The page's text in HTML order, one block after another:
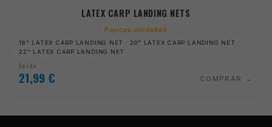
LATEX CARP LANDING NETS
Poucas unidades
18" LATEX CARP LANDING NET · 20" LATEX CARP LANDING NET ·
22" LATEX CARP LANDING NET
Desde
21,99 € COMPRAR